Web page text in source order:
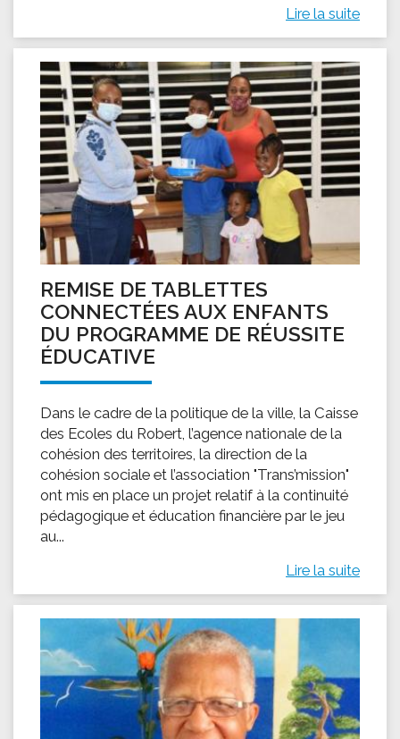
Lire la suite
REMISE DE TABLETTES
CONNECTÉES AUX ENFANTS
DU PROGRAMME DE RÉUSSITE
ÉDUCATIVE
Dans le cadre de la politique de la ville, la Caisse
des Ecoles du Robert, l’agence nationale de la
cohésion des territoires, la direction de la
cohésion sociale et l’association "Trans’mission"
ont mis en place un projet relatif à la continuité
pédagogique et éducation financière par le jeu
au...
Lire la suite